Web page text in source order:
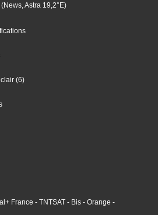
Astra 19,2°E)
(6)
France - TNTSAT - Bis - Orange -